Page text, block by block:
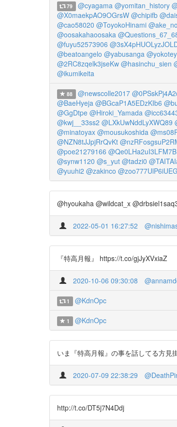
79 @cyagama @yomitan_history
@X0maekpAO9OGrsW @chipifb
@cao58020 @ToyokoHinami
@oosakahaoosaka
@fuyu52573906
@beatoangelo @yabusanga
@2RC8zqelk3jseKw @hasinchu_sien
@ikumikeita
88 @newscolle2017
@BaeHyeja @BGcaP1A5EDzKIb6
@GgDtpe @Hiroki_Yamada
@kwj__33ss2 @LXkUwNddLyXWQ89
@minatoyax @mousukoshida
@NZN8tJJpjRrQvKt
@poe21279166 @Qe0LHa2uI3LFM7B
@synw1120 @s_yut @tadzi0
@yuuhi2 @zakinco
@hyoukaha @wildcat_x
2022-05-01 16:27:52
『特高月報』 https://t.co/gjJyXVxiaZ
2020-10-06 09:30:08
1 @KdnOpc
1 @KdnOpc
いま『特高月報』の事を話してる方
2020-07-09 22:38:29
http://t.co/DT5j7N4Ddj